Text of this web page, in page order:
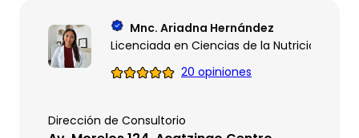
Mnc. Ariadna Hernández
Licenciada en Ciencias de la Nutrición con
20 opiniones
Dirección de Consultorio